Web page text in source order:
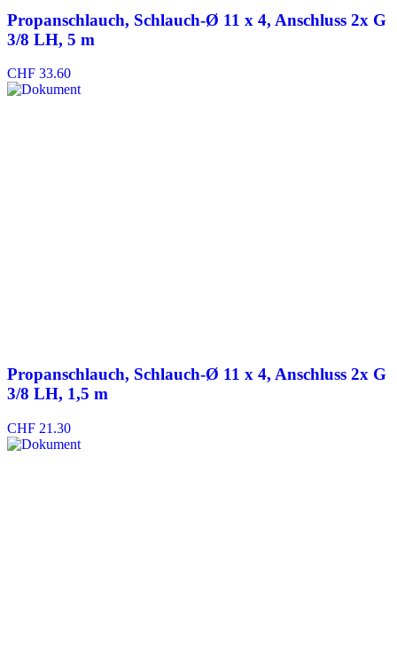
Propanschlauch, Schlauch-Ø 11 x 4, Anschluss 2x G
3/8 LH, 5 m
CHF 33.60
Propanschlauch, Schlauch-Ø 11 x 4, Anschluss 2x G
3/8 LH, 1,5 m
CHF 21.30